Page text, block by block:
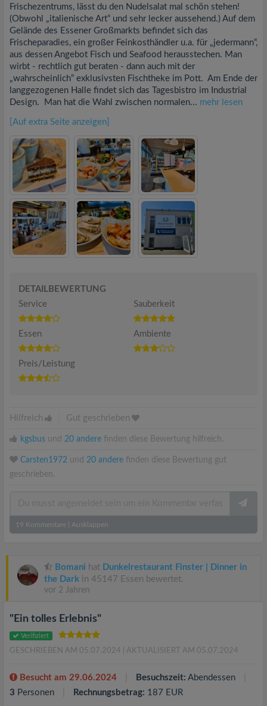
Frischezentrums, lässt du den Nudelsalat mal schön stehen!
(Obwohl „italienische Art“ und sehr lecker aussehend.) Auf dem
Gelände des Essener Großmarkts befindet sich das
Frischeparadies, ein großer Feinkosthändler u.a. für „jedermann“,
aus dessen Angebot Fisch und Seafood herausstechen. Man
wirbt - rechtlich gut beraten - dann auch mit der
„wahrscheinlich“ exklusivsten Fischtheke im Pott. Am Ende der
langgezogenen Halle findet sich das Tagesbistro im Industrial
Design. Man hat die Wahl zwischen normalen... mehr lesen
[Auf extra Seite anzeigen]
DETAILBEWERTUNG
Service
Sauberkeit
Essen Ambiente
Preis/Leistung
Hilfreich Gut geschrieben
kgsbus und 20 andere finden diese Bewertung hilfreich.
Carsten1972 und 20 andere finden diese Bewertung gut
geschrieben.
19 Kommentare Ausklappen
Bomani hat Dunkelrestaurant Finster | Dinner in
the Dark in 45147 Essen bewertet.
vor 2 Jahren
"Ein tolles Erlebnis"
Verifiziert
GESCHRIEBEN AM 05.07.2024 | AKTUALISIERT AM 05.07.2024
Besucht am 29.06.2024 Besuchszeit: Abendessen
3 Personen Rechnungsbetrag: 187 EUR